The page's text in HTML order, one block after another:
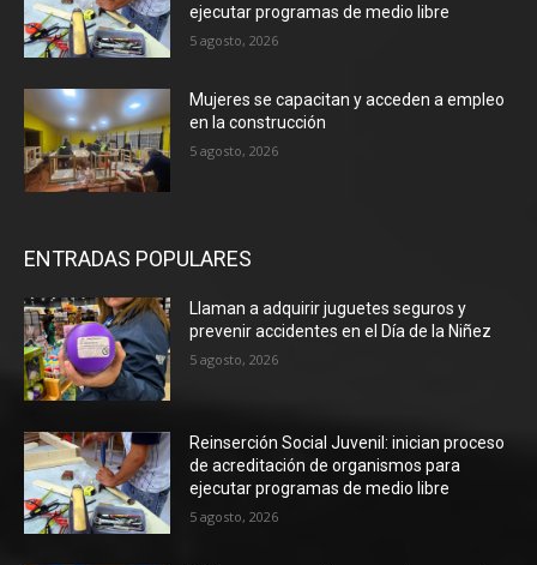
ejecutar programas de medio libre
5 agosto, 2026
Mujeres se capacitan y acceden a empleo
en la construcción
5 agosto, 2026
ENTRADAS POPULARES
Llaman a adquirir juguetes seguros y
prevenir accidentes en el Día de la Niñez
5 agosto, 2026
Reinserción Social Juvenil: inician proceso
de acreditación de organismos para
ejecutar programas de medio libre
5 agosto, 2026